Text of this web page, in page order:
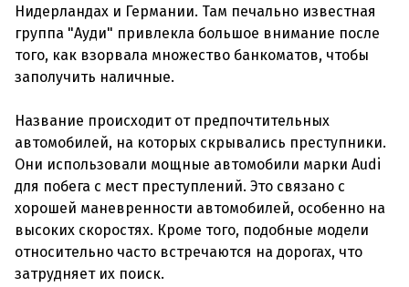
Нидерландах и Германии. Там печально известная
группа "Ауди" привлекла большое внимание после
того, как взорвала множество банкоматов, чтобы
заполучить наличные.
Название происходит от предпочтительных
автомобилей, на которых скрывались преступники.
Они использовали мощные автомобили марки Audi
для побега с мест преступлений. Это связано с
хорошей маневренности автомобилей, особенно на
высоких скоростях. Кроме того, подобные модели
относительно часто встречаются на дорогах, что
затрудняет их поиск.